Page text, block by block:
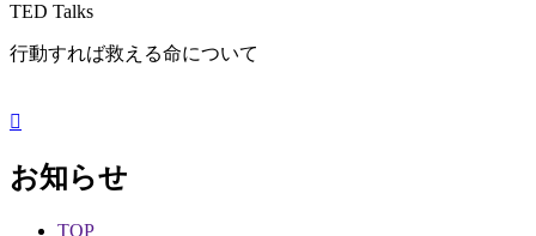
TED Talks
行動すれば救える命について
お知らせ
TOP